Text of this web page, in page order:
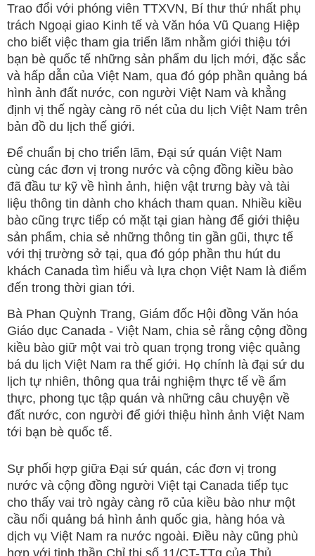
Trao đổi với phóng viên TTXVN, Bí thư thứ nhất phụ
trách Ngoại giao Kinh tế và Văn hóa Vũ Quang Hiệp
cho biết việc tham gia triển lãm nhằm giới thiệu tới
bạn bè quốc tế những sản phẩm du lịch mới, đặc sắc
và hấp dẫn của Việt Nam, qua đó góp phần quảng bá
hình ảnh đất nước, con người Việt Nam và khẳng
định vị thế ngày càng rõ nét của du lịch Việt Nam trên
bản đồ du lịch thế giới.
Để chuẩn bị cho triển lãm, Đại sứ quán Việt Nam
cùng các đơn vị trong nước và cộng đồng kiều bào
đã đầu tư kỹ về hình ảnh, hiện vật trưng bày và tài
liệu thông tin dành cho khách tham quan. Nhiều kiều
bào cũng trực tiếp có mặt tại gian hàng để giới thiệu
sản phẩm, chia sẻ những thông tin gần gũi, thực tế
với thị trường sở tại, qua đó góp phần thu hút du
khách Canada tìm hiểu và lựa chọn Việt Nam là điểm
đến trong thời gian tới.
Bà Phan Quỳnh Trang, Giám đốc Hội đồng Văn hóa
Giáo dục Canada - Việt Nam, chia sẻ rằng cộng đồng
kiều bào giữ một vai trò quan trọng trong việc quảng
bá du lịch Việt Nam ra thế giới. Họ chính là đại sứ du
lịch tự nhiên, thông qua trải nghiệm thực tế về ẩm
thực, phong tục tập quán và những câu chuyện về
đất nước, con người để giới thiệu hình ảnh Việt Nam
tới bạn bè quốc tế.
Sự phối hợp giữa Đại sứ quán, các đơn vị trong
nước và cộng đồng người Việt tại Canada tiếp tục
cho thấy vai trò ngày càng rõ của kiều bào như một
cầu nối quảng bá hình ảnh quốc gia, hàng hóa và
dịch vụ Việt Nam ra nước ngoài. Điều này cũng phù
hợp với tinh thần Chỉ thị số 11/CT-TTg của Thủ